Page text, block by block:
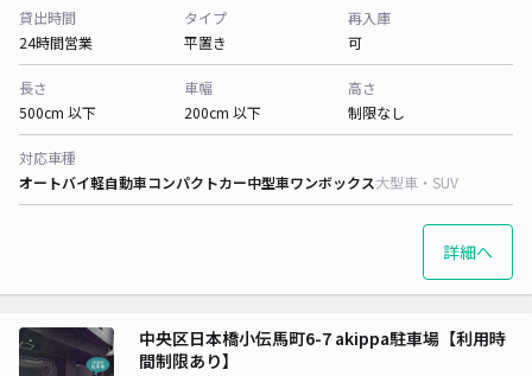
貸出時間
24時間営業
タイプ
平置き
再入庫
可
長さ
500cm 以下
車幅
200cm 以下
高さ
制限なし
対応車種
オートバイ軽自動車コンパクトカー中型車ワンボックス大型車・SUV
詳細へ
中央区日本橋小伝馬町6-7 akippa駐車場【利用時
間制限あり】